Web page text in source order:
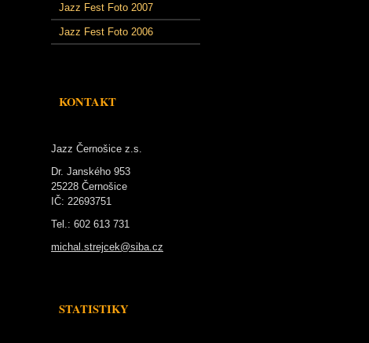
Jazz Fest Foto 2007
Jazz Fest Foto 2006
KONTAKT
Jazz Černošice z.s.
Dr. Janského 953
25228 Černošice
IČ: 22693751
Tel.: 602 613 731
michal.strejcek@siba.cz
STATISTIKY